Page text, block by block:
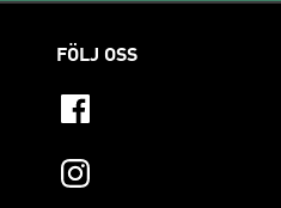
FÖLJ OSS